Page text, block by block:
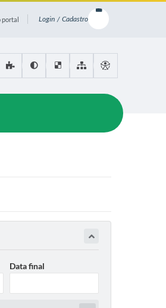
portal Login / Cadastro
Data final